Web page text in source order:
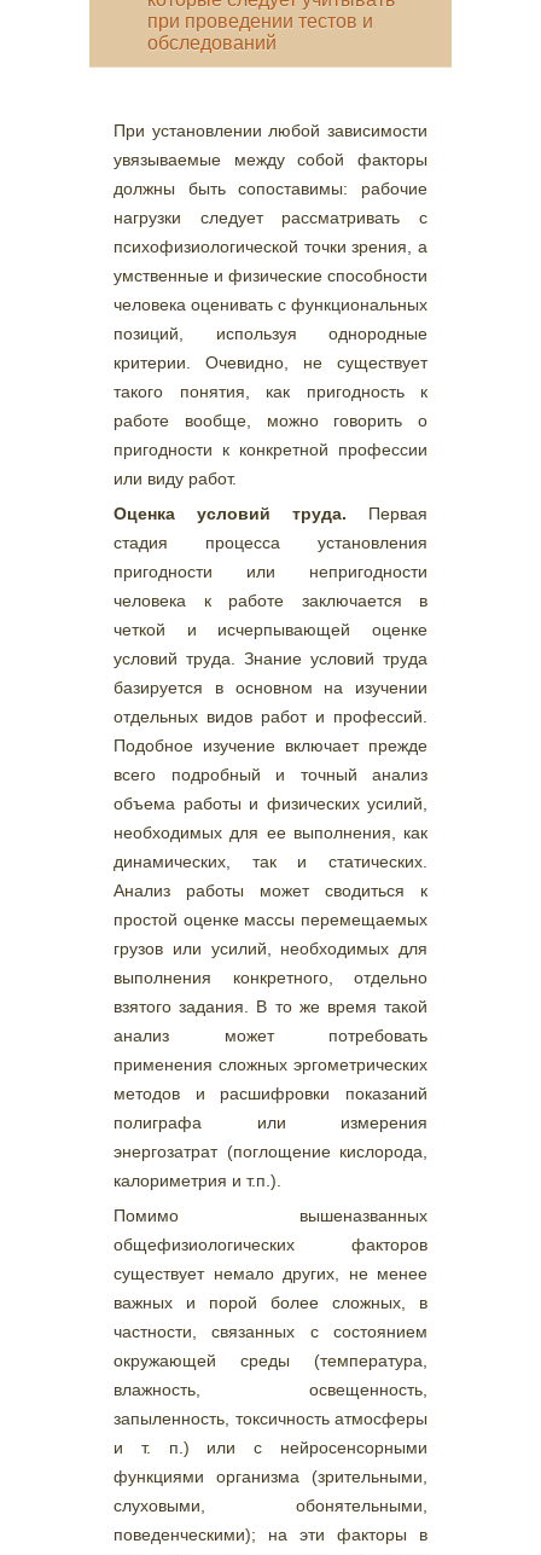
при проведении тестов и
обследований
При установлении любой зависимости
увязываемые между собой факторы
должны быть сопоставимы: рабочие
нагрузки следует рассматривать с
психофизиологической точки зрения, а
умственные и физические способности
человека оценивать с функциональных
позиций, используя однородные
критерии. Очевидно, не существует
такого понятия, как пригодность к
работе вообще, можно говорить о
пригодности к конкретной профессии
или виду работ.
Оценка условий труда. Первая
стадия процесса установления
пригодности или непригодности
человека к работе заключается в
четкой и исчерпывающей оценке
условий труда. Знание условий труда
базируется в основном на изучении
отдельных видов работ и профессий.
Подобное изучение включает прежде
всего подробный и точный анализ
объема работы и физических усилий,
необходимых для ее выполнения, как
динамических, так и статических.
Анализ работы может сводиться к
простой оценке массы перемещаемых
грузов или усилий, необходимых для
выполнения конкретного, отдельно
взятого задания. В то же время такой
анализ может потребовать
применения сложных эргометрических
методов и расшифровки показаний
полиграфа или измерения
энергозатрат (поглощение кислорода,
калориметрия и т.п.).
Помимо вышеназванных
общефизиологических факторов
существует немало других, не менее
важных и порой более сложных, в
частности, связанных с состоянием
окружающей среды (температура,
влажность, освещенность,
запыленность, токсичность атмосферы
и т. п.) или с нейросенсорными
функциями организма (зрительными,
слуховыми, обонятельными,
поведенческими); на эти факторы в